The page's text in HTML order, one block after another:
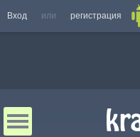
Вход или регистрация